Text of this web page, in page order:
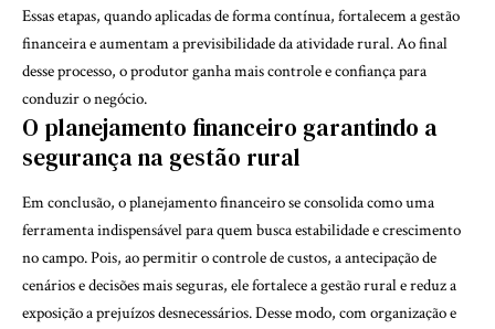
Essas etapas, quando aplicadas de forma contínua, fortalecem a gestão
financeira e aumentam a previsibilidade da atividade rural. Ao final
desse processo, o produtor ganha mais controle e confiança para
conduzir o negócio.
O planejamento financeiro garantindo a
segurança na gestão rural
Em conclusão, o planejamento financeiro se consolida como uma
ferramenta indispensável para quem busca estabilidade e crescimento
no campo. Pois, ao permitir o controle de custos, a antecipação de
cenários e decisões mais seguras, ele fortalece a gestão rural e reduz a
exposição a prejuízos desnecessários. Desse modo, com organização e